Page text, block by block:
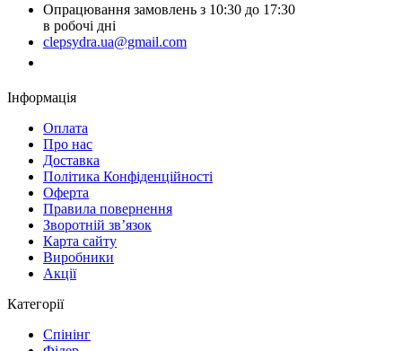
Опрацювання замовлень з 10:30 до 17:30
в робочі дні
clepsydra.ua@gmail.com
Інформація
Оплата
Про нас
Доставка
Політика Конфіденційності
Оферта
Правила повернення
Зворотній зв’язок
Карта сайту
Виробники
Акції
Категорії
Спінінг